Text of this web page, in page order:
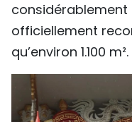
considérablement
officiellement
qu’environ 1.100 m².